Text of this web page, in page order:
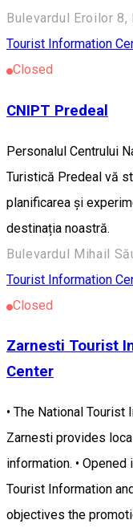
Bulevardul Eroilor 8,
Tourist Information
Closed
CNIPT Predeal
Personalul Centrului
Turistică Predeal vă
planificarea și
destinația noastră.
Bulevardul Mihail
Tourist Information
Closed
Zarnesti Tourist
Center
• The National
Zarnesti provides
information. •
Tourist Information
objectives the